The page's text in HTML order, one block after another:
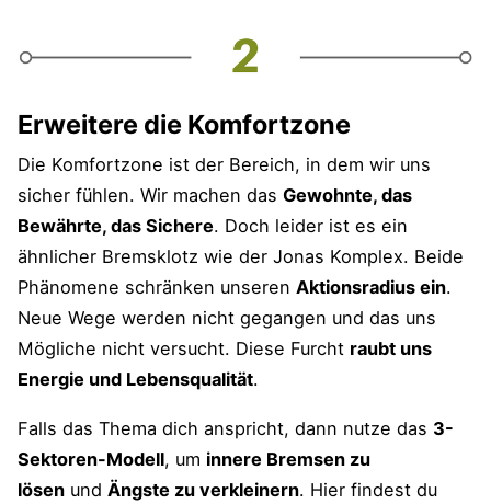
Erweitere die Komfortzone
Die Komfortzone ist der Bereich, in dem wir uns
sicher fühlen. Wir machen das Gewohnte, das
Bewährte, das Sichere. Doch leider ist es ein
ähnlicher Bremsklotz wie der Jonas Komplex. Beide
Phänomene schränken unseren Aktionsradius ein.
Neue Wege werden nicht gegangen und das uns
Mögliche nicht versucht. Diese Furcht raubt uns
Energie und Lebensqualität.
Falls das Thema dich anspricht, dann nutze das 3-
Sektoren-Modell, um innere Bremsen zu
lösen und Ängste zu verkleinern. Hier findest du